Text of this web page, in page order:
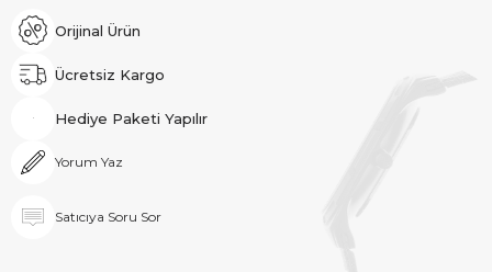
Orijinal Ürün
Ücretsiz Kargo
Hediye Paketi Yapılır
Yorum Yaz
Satıcıya Soru Sor